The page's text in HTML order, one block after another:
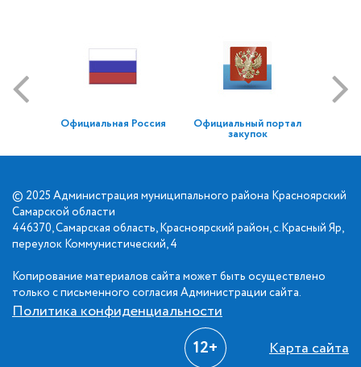
Официальная Россия Официальный портал
закупок
© 2025 Администрация муниципального района Красноярский
Самарской области
446370, Самарская область, Красноярский район, с.Красный Яр,
переулок Коммунистический, 4
Копирование материалов сайта может быть осуществлено
только с письменного согласия Администрации сайта.
Политика конфиденциальности
12+ Карта сайта